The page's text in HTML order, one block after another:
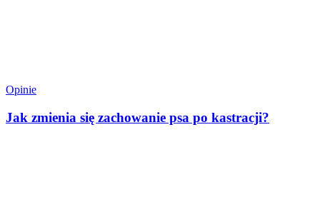
Opinie
Jak zmienia się zachowanie psa po kastracji?